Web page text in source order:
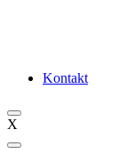
Kontakt
X